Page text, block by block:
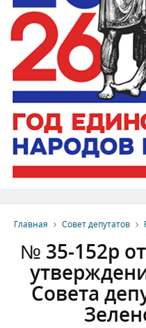
Главная Совет депутатов
№ 35-152р
Совета